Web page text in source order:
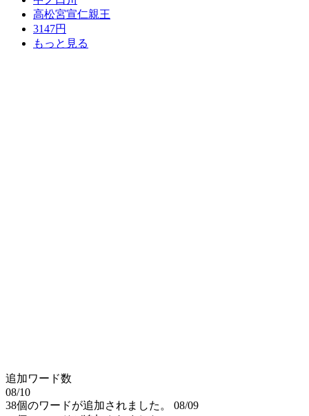
高松宮宣仁親王
3147円
もっと見る
追加ワード数
08/10
38個のワードが追加されました。
08/09